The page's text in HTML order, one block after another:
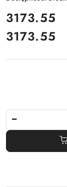
cena:
3173.55
Cena:
3173.55